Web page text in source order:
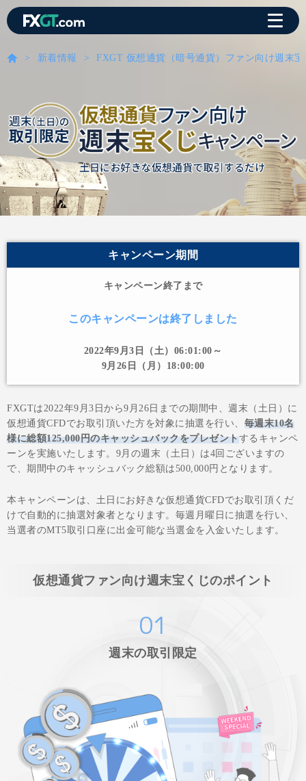
新着情報 FXGT 仮想通貨（暗号通貨）ファン向け週末
キャンペーン期間
キャンペーン終了まで
このキャンペーンは終了しました
2022年9月3日（土）06:01:00～
9月26日（月）18:00:00
FXGTは2022年9月3日から9月26日までの期間中、週末（土日）に
仮想通貨CFDでお取引頂いた方を対象に抽選を行い、 毎週末10名
様に総額125,000円のキャッシュバックをプレゼントするキャンペ
ーンを実施いたします。9月の週末（土日）は4回ございますの
で、期間中のキャッシュバック総額は500,000円となります。
本キャンペーンは、土日にお好きな仮想通貨CFDでお取引頂くだ
けで自動的に抽選対象者となります。毎週月曜日に抽選を行い、
当選者のMT5取引口座に出金可能な当選金を入金いたします。
仮想通貨ファン向け週末宝くじのポイント
01
週末の取引限定